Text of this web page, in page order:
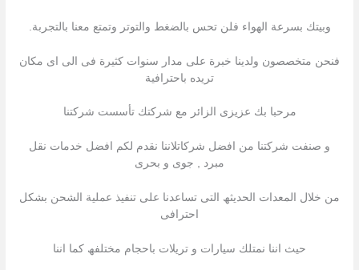
وبيتك بسرعة الهواء فلن تحس بالضغط والتوتر وتمتع معنا بالتجربة.
فنحن متخصصون ولدينا خبرة على مدار سنوات كثيرة فى الى اى مكان
تريده باحترافية
مرحبا بك عزیزى الزائر مع شركتك تأسست شركتنا
و صنفت شركتنا من افضل شركاتلاننا نقدم لكم افضل خدمات نقل
مبرد , جوى و بحرى
من خلال المعدات الحدیثھ التى تساعدنا على تنفیذ عملیة الشحن بشكل
احترافى
حیث اننا نمتلك سیارات و تریلات باحجام مختلفھ كما اننا